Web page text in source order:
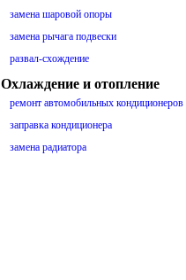
замена шаровой опоры
замена рычага подвески
развал-схождение
Охлаждение и отопление
ремонт автомобильных кондиционеров
заправка кондиционера
замена радиатора